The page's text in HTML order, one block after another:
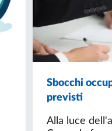
Sbocchi
previsti
Alla luce